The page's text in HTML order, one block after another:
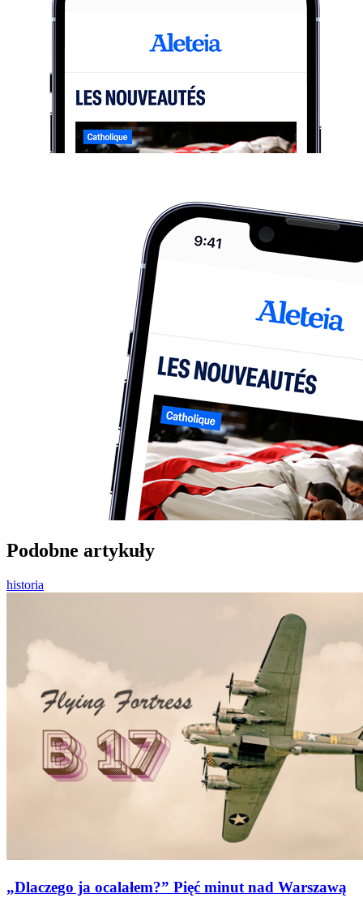
Podobne artykuły
historia
„Dlaczego ja ocalałem?” Pięć minut nad Warszawą